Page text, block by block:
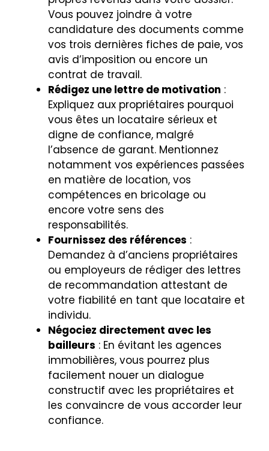
Vous pouvez joindre à votre
candidature des documents comme
vos trois dernières fiches de paie, vos
avis d’imposition ou encore un
contrat de travail.
Rédigez une lettre de motivation :
Expliquez aux propriétaires pourquoi
vous êtes un locataire sérieux et
digne de confiance, malgré
l’absence de garant. Mentionnez
notamment vos expériences passées
en matière de location, vos
compétences en bricolage ou
encore votre sens des
responsabilités.
Fournissez des références :
Demandez à d’anciens propriétaires
ou employeurs de rédiger des lettres
de recommandation attestant de
votre fiabilité en tant que locataire et
individu.
Négociez directement avec les
bailleurs : En évitant les agences
immobilières, vous pourrez plus
facilement nouer un dialogue
constructif avec les propriétaires et
les convaincre de vous accorder leur
confiance.